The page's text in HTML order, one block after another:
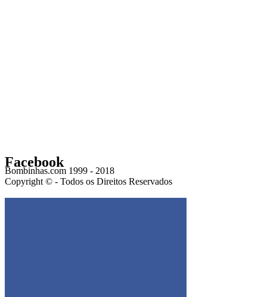
Bombinhas.com 1999 - 2018
Copyright © - Todos os Direitos Reservados
Facebook
Get the Facebook Likebox Slider Pro for WordPress